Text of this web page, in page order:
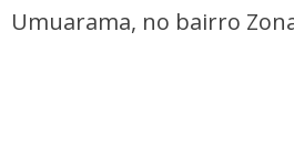
Umuarama, no bairro